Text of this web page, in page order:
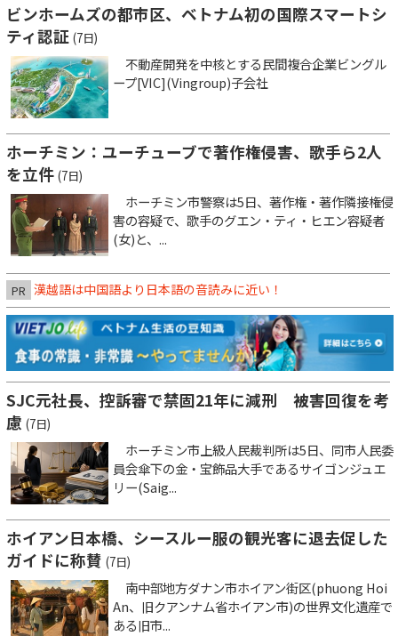
ビンホームズの都市区、ベトナム初の国際スマートシ
ティ認証 (7日)
不動産開発を中核とする民間複合企業ビングル
ープ[VIC](Vingroup)子会社
ホーチミン：ユーチューブで著作権侵害、歌手ら2人
を立件 (7日)
ホーチミン市警察は5日、著作権・著作隣接権侵
害の容疑で、歌手のグエン・ティ・ヒエン容疑者
(女)と、...
PR 漢越語は中国語より日本語の音読みに近い！
SJC元社長、控訴審で禁固21年に減刑 被害回復を考
慮 (7日)
ホーチミン市上級人民裁判所は5日、同市人民委
員会傘下の金・宝飾品大手であるサイゴンジュエ
リー(Saig...
ホイアン日本橋、シースルー服の観光客に退去促した
ガイドに称賛 (7日)
南中部地方ダナン市ホイアン街区(phuong Hoi
An、旧クアンナム省ホイアン市)の世界文化遺産で
ある旧市...